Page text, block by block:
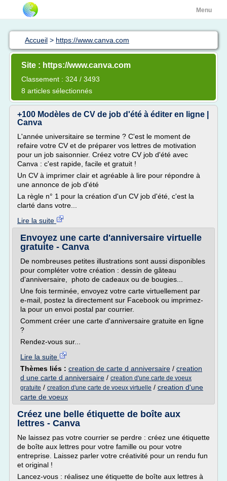
Menu
Accueil > https://www.canva.com
Site : https://www.canva.com
Classement : 324 / 3493
8 articles sélectionnés
+100 Modèles de CV de job d'été à éditer en ligne |
Canva
L'année universitaire se termine ? C'est le moment de
refaire votre CV et de préparer vos lettres de motivation
pour un job saisonnier. Créez votre CV job d'été avec
Canva : c'est rapide, facile et gratuit !
Un CV à imprimer clair et agréable à lire pour répondre à
une annonce de job d'été
La règle n° 1 pour la création d'un CV job d'été, c'est la
clarté dans votre...
Lire la suite
Envoyez une carte d'anniversaire virtuelle
gratuite - Canva
De nombreuses petites illustrations sont aussi disponibles
pour compléter votre création : dessin de gâteau
d'anniversaire, photo de cadeaux ou de bougies...
Une fois terminée, envoyez votre carte virtuellement par
e-mail, postez la directement sur Facebook ou imprimez-
la pour un envoi postal par courrier.
Comment créer une carte d'anniversaire gratuite en ligne
?
Rendez-vous sur...
Lire la suite
Thèmes liés : creation de carte d anniversaire / creation
d une carte d anniversaire / creation d'une carte de voeux
gratuite / creation d'une carte de voeux virtuelle / creation d'une
carte de voeux
Créez une belle étiquette de boîte aux
lettres - Canva
Ne laissez pas votre courrier se perdre : créez une étiquette
de boîte aux lettres pour votre famille ou pour votre
entreprise. Laissez parler votre créativité pour un rendu fun
et original !
Lancez-vous : réalisez une étiquette de boîte aux lettres à